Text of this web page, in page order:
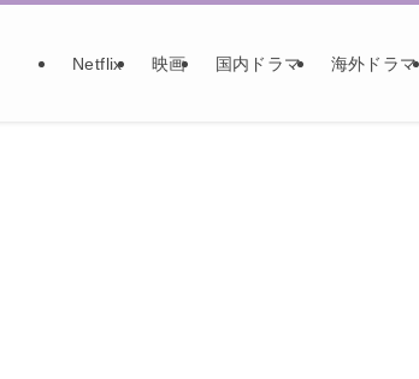
Netflix 映画 国内ドラマ 海外ドラマ